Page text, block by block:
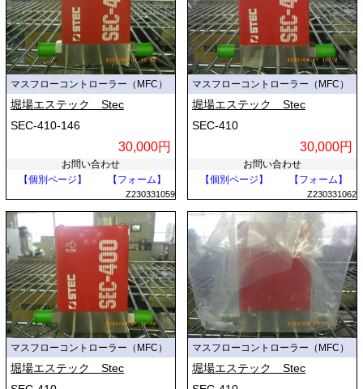
マスフローコントローラー（MFC）
堀場エステック Stec
SEC-410-146
30,000円
お問い合わせ
【個別ページ】
【フォーム】
Z230331059
マスフローコントローラー（MFC）
堀場エステック Stec
SEC-410
30,000円
お問い合わせ
【個別ページ】
【フォーム】
Z230331062
マスフローコントローラー（MFC）
堀場エステック Stec
マスフローコントローラー（MFC）
堀場エステック Stec